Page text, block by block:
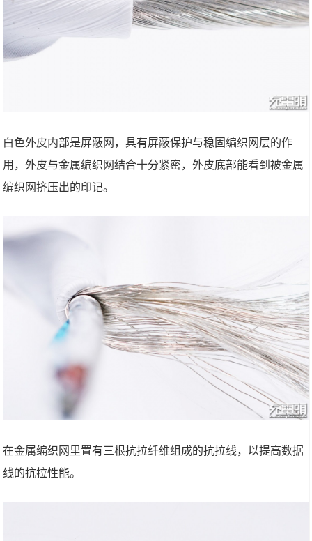
白色外皮内部是屏蔽网，具有屏蔽保护与稳固编织网层的作
用，外皮与金属编织网结合十分紧密，外皮底部能看到被金属
编织网挤压出的印记。
在金属编织网里置有三根抗拉纤维组成的抗拉线，以提高数据
线的抗拉性能。